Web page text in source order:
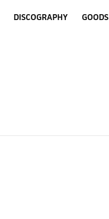
DISCOGRAPHY GOODS